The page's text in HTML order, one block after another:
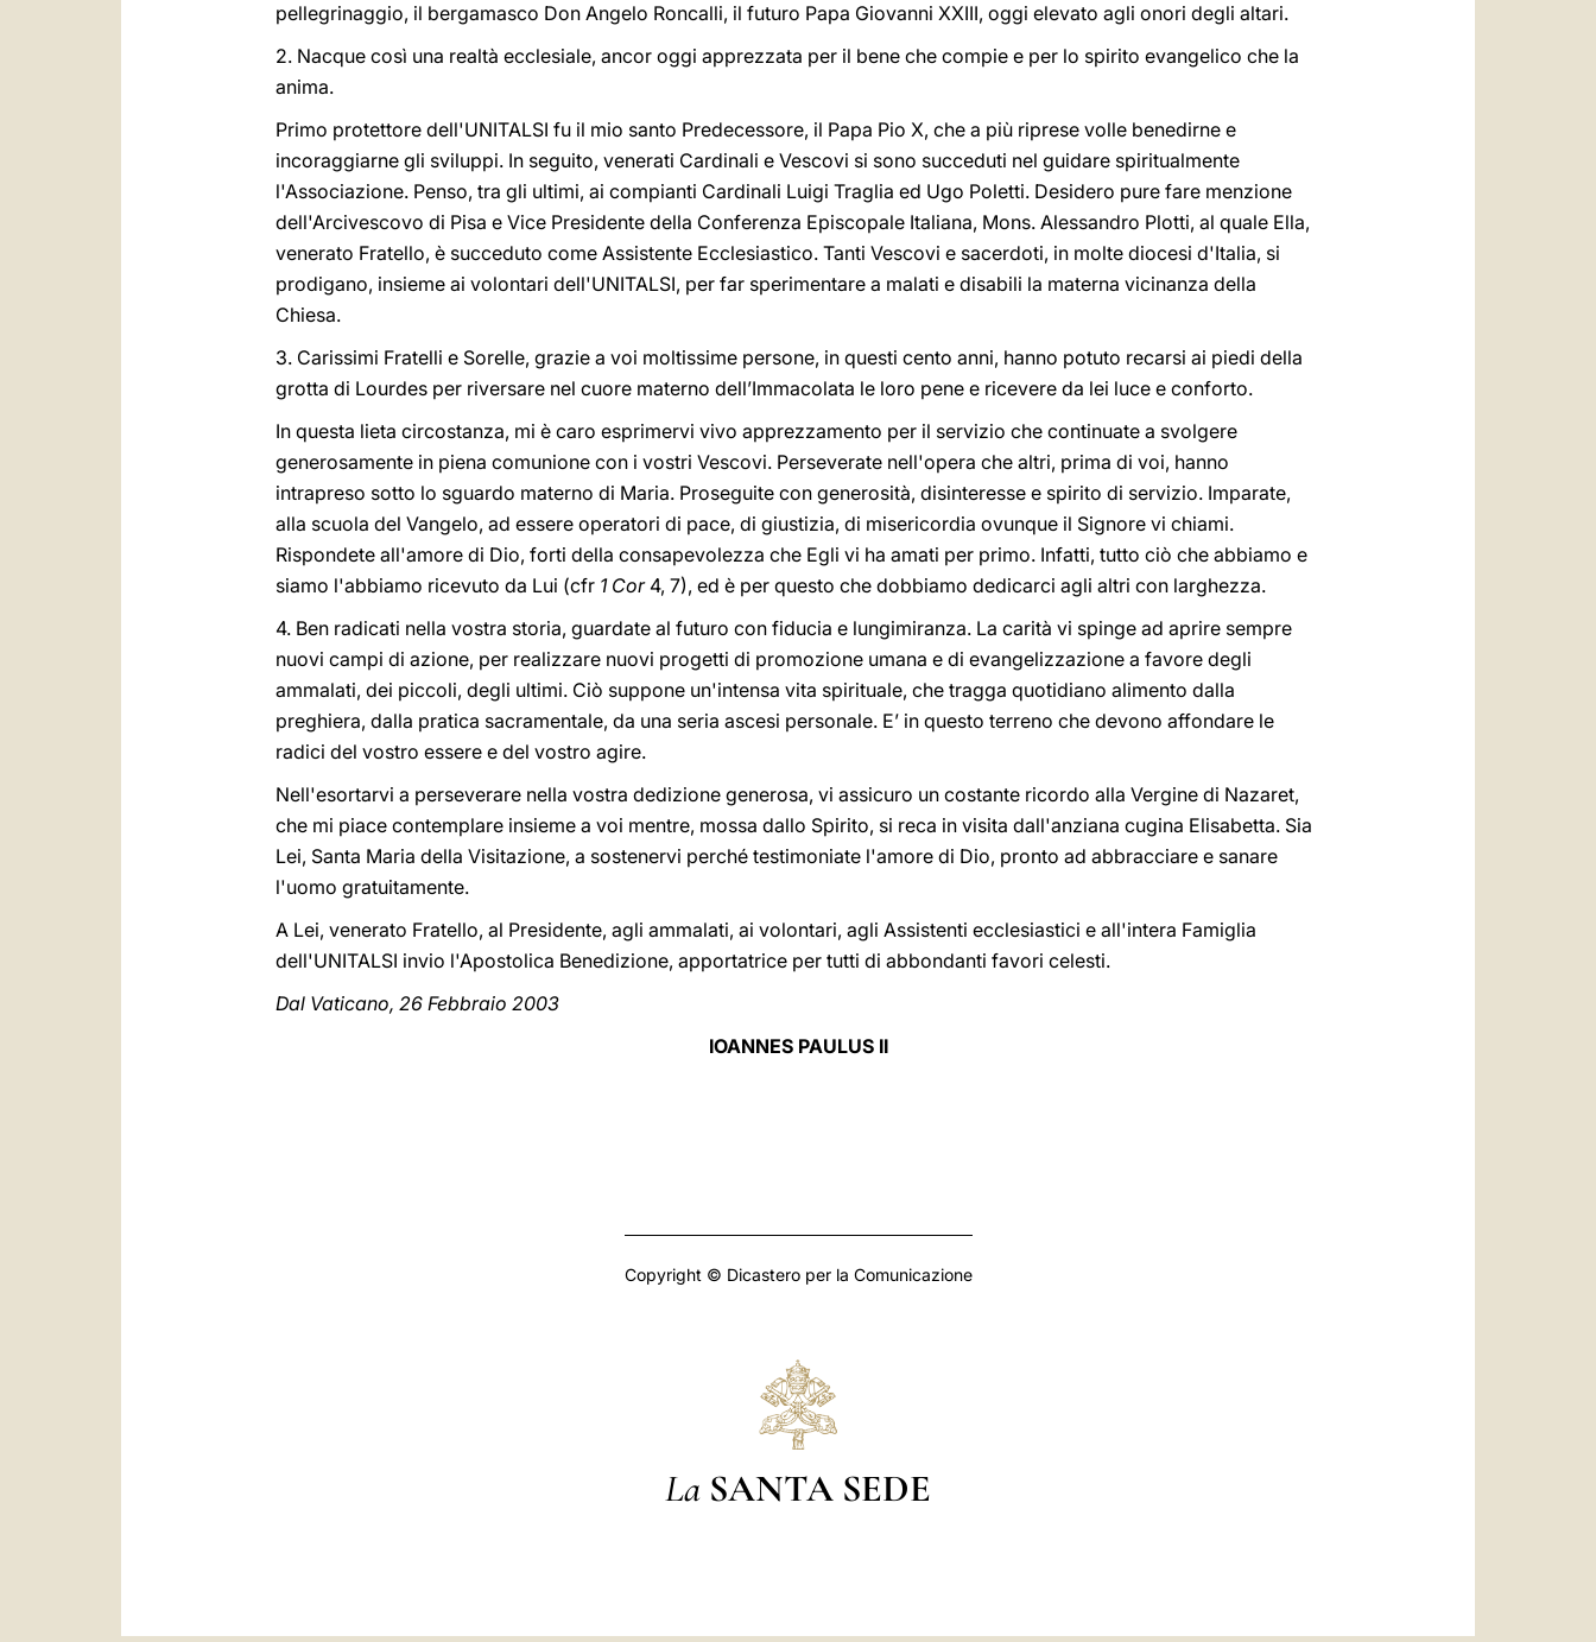
pellegrinaggio, il bergamasco Don Angelo Roncalli, il futuro Papa Giovanni XXIII, oggi elevato agli onori degli altari.
2. Nacque così una realtà ecclesiale, ancor oggi apprezzata per il bene che compie e per lo spirito evangelico che la
anima.
Primo protettore dell'UNITALSI fu il mio santo Predecessore, il Papa Pio X, che a più riprese volle benedirne e
incoraggiarne gli sviluppi. In seguito, venerati Cardinali e Vescovi si sono succeduti nel guidare spiritualmente
l'Associazione. Penso, tra gli ultimi, ai compianti Cardinali Luigi Traglia ed Ugo Poletti. Desidero pure fare menzione
dell'Arcivescovo di Pisa e Vice Presidente della Conferenza Episcopale Italiana, Mons. Alessandro Plotti, al quale Ella,
venerato Fratello, è succeduto come Assistente Ecclesiastico. Tanti Vescovi e sacerdoti, in molte diocesi d'Italia, si
prodigano, insieme ai volontari dell'UNITALSI, per far sperimentare a malati e disabili la materna vicinanza della
Chiesa.
3. Carissimi Fratelli e Sorelle, grazie a voi moltissime persone, in questi cento anni, hanno potuto recarsi ai piedi della
grotta di Lourdes per riversare nel cuore materno dell’Immacolata le loro pene e ricevere da lei luce e conforto.
In questa lieta circostanza, mi è caro esprimervi vivo apprezzamento per il servizio che continuate a svolgere
generosamente in piena comunione con i vostri Vescovi. Perseverate nell'opera che altri, prima di voi, hanno
intrapreso sotto lo sguardo materno di Maria. Proseguite con generosità, disinteresse e spirito di servizio. Imparate,
alla scuola del Vangelo, ad essere operatori di pace, di giustizia, di misericordia ovunque il Signore vi chiami.
Rispondete all'amore di Dio, forti della consapevolezza che Egli vi ha amati per primo. Infatti, tutto ciò che abbiamo e
siamo l'abbiamo ricevuto da Lui (cfr 1 Cor4, 7), ed è per questo che dobbiamo dedicarci agli altri con larghezza.
4. Ben radicati nella vostra storia, guardate al futuro con fiducia e lungimiranza. La carità vi spinge ad aprire sempre
nuovi campi di azione, per realizzare nuovi progetti di promozione umana e di evangelizzazione a favore degli
ammalati, dei piccoli, degli ultimi. Ciò suppone un'intensa vita spirituale, che tragga quotidiano alimento dalla
preghiera, dalla pratica sacramentale, da una seria ascesi personale. E’ in questo terreno che devono affondare le
radici del vostro essere e del vostro agire.
Nell'esortarvi a perseverare nella vostra dedizione generosa, vi assicuro un costante ricordo alla Vergine di Nazaret,
che mi piace contemplare insieme a voi mentre, mossa dallo Spirito, si reca in visita dall'anziana cugina Elisabetta. Sia
Lei, Santa Maria della Visitazione, a sostenervi perché testimoniate l'amore di Dio, pronto ad abbracciare e sanare
l'uomo gratuitamente.
A Lei, venerato Fratello, al Presidente, agli ammalati, ai volontari, agli Assistenti ecclesiastici e all'intera Famiglia
dell'UNITALSI invio l'Apostolica Benedizione, apportatrice per tutti di abbondanti favori celesti.
Dal Vaticano, 26 Febbraio 2003
IOANNES PAULUS II
Copyright © Dicastero per la Comunicazione
La SANTA SEDE